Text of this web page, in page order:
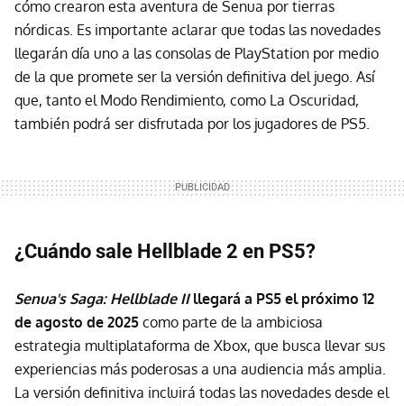
cómo crearon esta aventura de Senua por tierras
nórdicas. Es importante aclarar que todas las novedades
llegarán día uno a las consolas de PlayStation por medio
de la que promete ser la versión definitiva del juego. Así
que, tanto el Modo Rendimiento, como La Oscuridad,
también podrá ser disfrutada por los jugadores de PS5.
¿Cuándo sale Hellblade 2 en PS5?
Senua's Saga: Hellblade IIllegará a PS5 el próximo 12
de agosto de 2025 como parte de la ambiciosa
estrategia multiplataforma de Xbox, que busca llevar sus
experiencias más poderosas a una audiencia más amplia.
La versión definitiva incluirá todas las novedades desde el